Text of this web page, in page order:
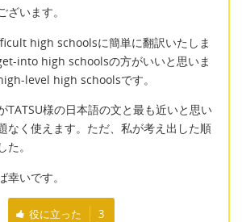
ざいます。
high schoolsに簡単に翻訳いたしま
into high schoolsの方がいいと思いま
level high schoolsです。
TATSU様の日本語の文と最も近いと思い
なく使えます。ただ、私が考え出した順
。
幸いです。
役に立った 3